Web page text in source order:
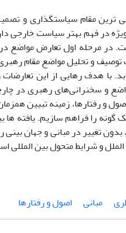
ترین مقام سیاستگذاری و
در فهم بهتر سیاست
در مرحله اول تعارض مواضع
و تحلیل مواضع مقام
با هدف رهایی از این
و سخنرانی‌های رهبری در
و رفتارها، زمینه تبیین
گونه را فراهم سازیم. یافته
تغییر در مبانی و جهان بینی
و شرایط متحول بین المللی
مبانی اصول و رفتارها